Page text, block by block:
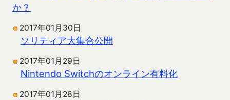
か？
2017年01月30日
ソリティア大集合公開
2017年01月29日
Nintendo Switchのオンライン有料化
2017年01月28日